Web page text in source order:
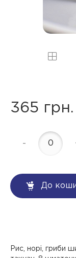
365 грн.
-
До
Рис, норі, гриби